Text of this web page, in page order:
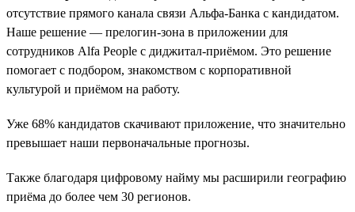
отсутствие прямого канала связи Альфа-Банка с кандидатом.
Наше решение — прелогин-зона в приложении для
сотрудников Alfa People с диджитал-приёмом. Это решение
помогает с подбором, знакомством с корпоративной
культурой и приёмом на работу.
Уже 68% кандидатов скачивают приложение, что значительно
превышает наши первоначальные прогнозы.
Также благодаря цифровому найму мы расширили географию
приёма до более чем 30 регионов.